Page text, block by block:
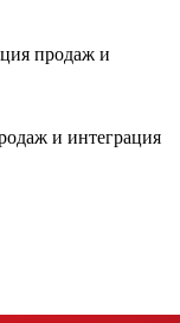
продаж и
и интеграция